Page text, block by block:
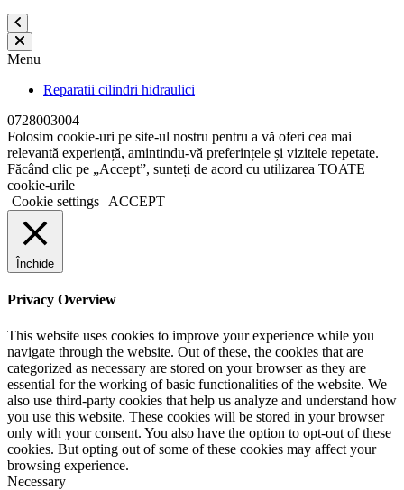
Menu
Reparatii cilindri hidraulici
0728003004
Folosim cookie-uri pe site-ul nostru pentru a vă oferi cea mai
relevantă experiență, amintindu-vă preferințele și vizitele repetate.
Făcând clic pe „Accept”, sunteți de acord cu utilizarea TOATE
cookie-urile
Cookie settings
ACCEPT
Închide
Privacy Overview
This website uses cookies to improve your experience while you
navigate through the website. Out of these, the cookies that are
categorized as necessary are stored on your browser as they are
essential for the working of basic functionalities of the website. We
also use third-party cookies that help us analyze and understand how
you use this website. These cookies will be stored in your browser
only with your consent. You also have the option to opt-out of these
cookies. But opting out of some of these cookies may affect your
browsing experience.
Necessary